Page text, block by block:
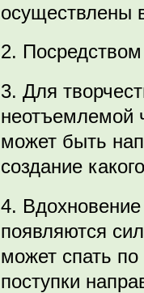
осуществлены
2.
3. Для
неотъемлемой
может быть
создание
4.
появляются
может спать
поступки